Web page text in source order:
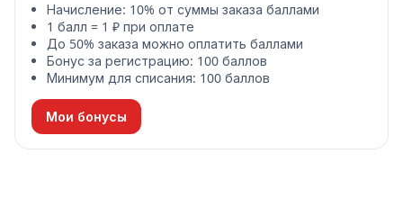
Начисление: 10% от суммы заказа баллами
1 балл = 1 ₽ при оплате
До 50% заказа можно оплатить баллами
Бонус за регистрацию: 100 баллов
Минимум для списания: 100 баллов
Мои бонусы